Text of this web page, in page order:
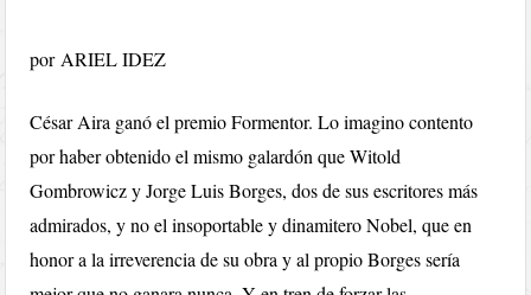
por ARIEL IDEZ
César Aira ganó el premio Formentor. Lo imagino contento
por haber obtenido el mismo galardón que Witold
Gombrowicz y Jorge Luis Borges, dos de sus escritores más
admirados, y no el insoportable y dinamitero Nobel, que en
honor a la irreverencia de su obra y al propio Borges sería